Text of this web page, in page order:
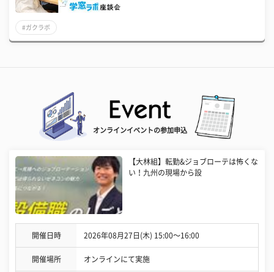
#ガクラボ
オンラインイベントの参加申込
【大林組】転勤&ジョブローテは怖くな
い！九州の現場から設
開催日時 2026年08月27日(木) 15:00〜16:00
開催場所 オンラインにて実施